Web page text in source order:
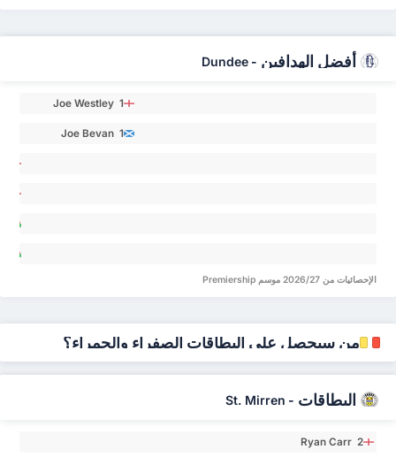
أفضل الهدافين -
Dundee
Joe Westley 1
Joe Bevan 1
الإحصائيات من 2026/27 موسم Premiership
من سيحصل على البطاقات الصفراء والحمراء؟
البطاقات -
St. Mirren
Ryan Carr 2